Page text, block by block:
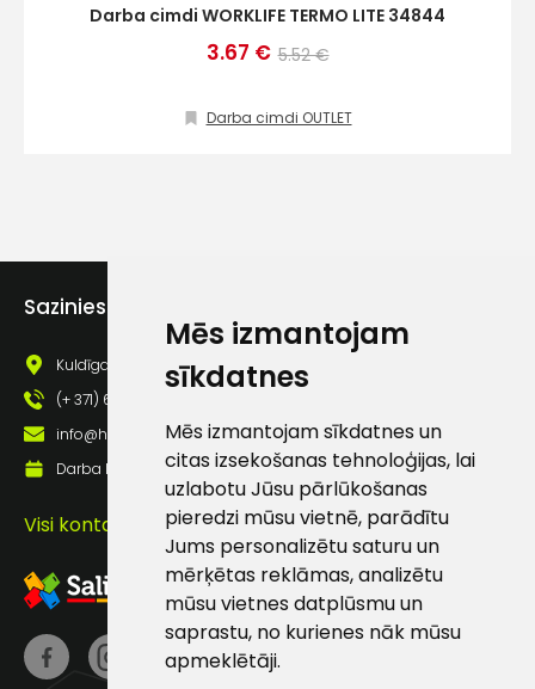
Mēs izmantojam
sīkdatnes
Mēs izmantojam sīkdatnes un
citas izsekošanas tehnoloģijas, lai
uzlabotu Jūsu pārlūkošanas
pieredzi mūsu vietnē, parādītu
Jums personalizētu saturu un
mērķētas reklāmas, analizētu
mūsu vietnes datplūsmu un
saprastu, no kurienes nāk mūsu
apmeklētāji.
Darba cimdi WORKLIFE TERMO LITE 34844
3.67 € 5.52 €
Darba cimdi OUTLET
Sazinies ar mums
Kuldīgas iela 69a, Saldus, Saldus nov., LV - 3801
(+ 371) 63 881 186
info@hards.lv
Darba laiks: Darbadienās: 8:00 - 17:00
Visi kontakti